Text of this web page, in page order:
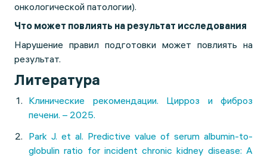
онкологической патологии).
Что может повлиять на результат исследования
Нарушение правил подготовки может повлиять на
результат.
Литература
Клинические рекомендации. Цирроз и фиброз
печени. – 2025.
Park J. et al. Predictive value of serum albumin-to-
globulin ratio for incident chronic kidney disease: A